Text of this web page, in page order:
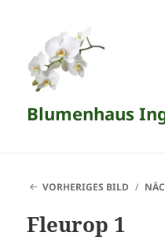
Blumenhaus
VORHERIGES BILD
Fleurop 1